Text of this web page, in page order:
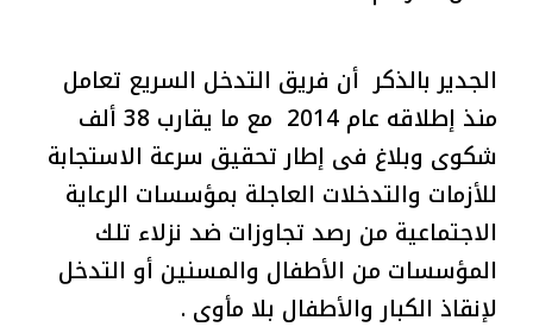
الجدير بالذكر أن فريق التدخل السريع تعامل
منذ إطلاقه عام 2014 مع ما يقارب 38 ألف
شكوى وبلاغ فى إطار تحقيق سرعة الاستجابة
للأزمات والتدخلات العاجلة بمؤسسات الرعاية
الاجتماعية من رصد تجاوزات ضد نزلاء تلك
المؤسسات من الأطفال والمسنين أو التدخل
لإنقاذ الكبار والأطفال بلا مأوى .